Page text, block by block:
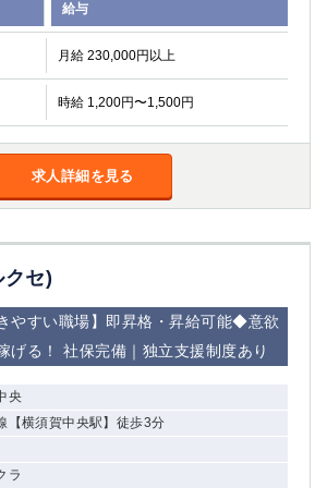
給与
月給 230,000円以上
時給 1,200円〜1,500円
求人詳細を見る
セ)
やすい職場】即昇格・昇給可能◆意欲
げる！ 社保完備｜独立支援制度あり
央
【横須賀中央駅】徒歩3分
ラ
好立地！①JR埼京線「赤羽駅」から徒歩2分 ②東
①歌舞伎町 ②新宿 ③新宿三丁目 ④西
宿 ③西部新宿 ③東新宿
錦糸町(南口)
清瀬（南口）
増・板橋 ③大山 ②池袋
池袋東口
大井町
下赤塚
幡ヶ谷
小岩